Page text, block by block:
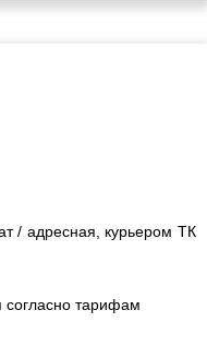
/ адресная, курьером ТК
согласно тарифам